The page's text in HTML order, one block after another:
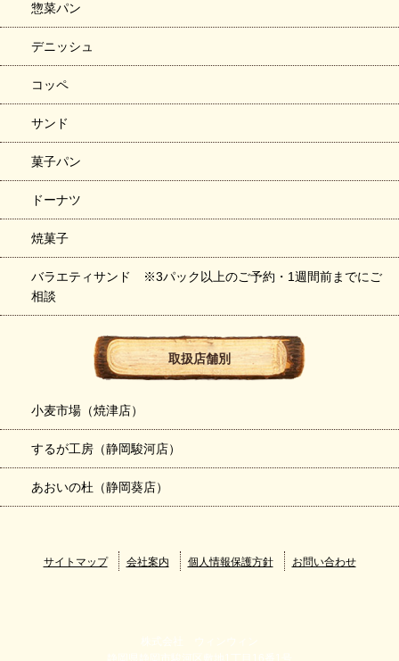
惣菜パン
デニッシュ
コッペ
サンド
菓子パン
ドーナツ
焼菓子
バラエティサンド ※3パック以上のご予約・1週間前までにご
相談
取扱店舗別
小麦市場（焼津店）
するが工房（静岡駿河店）
あおいの杜（静岡葵店）
サイトマップ 会社案内 個人情報保護方針 お問い合わせ